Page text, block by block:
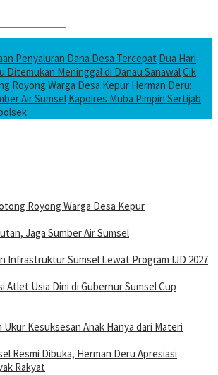
Penyaluran Dana Desa Tercepat Dua Hari
Ditemukan Meninggal di Danau SanawalCik
Royong Warga Desa Kepur Herman Deru:
Air Sumsel Kapolres Muba Pimpin Sertijab
Royong Warga Desa Kepur
Jaga Sumber Air Sumsel
Infrastruktur Sumsel Lewat Program IJD 2027
Atlet Usia Dini di Gubernur Sumsel Cup
Ukur Kesuksesan Anak Hanya dari Materi
Resmi Dibuka, Herman Deru Apresiasi
Rakyat